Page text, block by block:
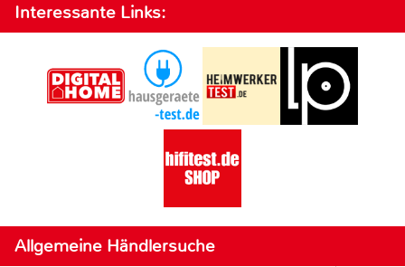
Interessante Links:
Allgemeine Händlersuche